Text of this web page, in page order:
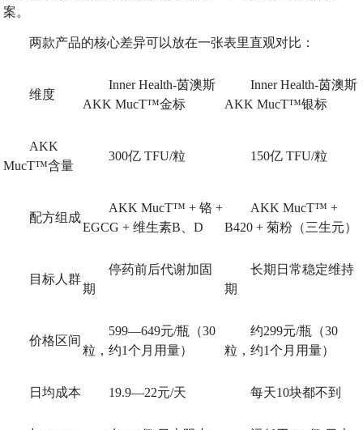
案。
两款产品的核心差异可以放在一张表里直观对比：
维度
Inner Health-茵澳斯
AKK MucT™金标
Inner Health-茵澳斯
AKK MucT™银标
AKK
MucT™含量
300亿 TFU/粒 150亿 TFU/粒
配方组成
AKK MucT™ + 铬 +
EGCG + 维生素B、D
AKK MucT™ +
B420 + 菊粉（三生元）
目标人群
停药前后代谢加固
期
长期日常稳定维持
期
价格区间
599—649元/瓶（30
粒，约1个月用量）
约299元/瓶（30
粒，约1个月用量）
日均成本 19.9—22元/天 每天10块都不到